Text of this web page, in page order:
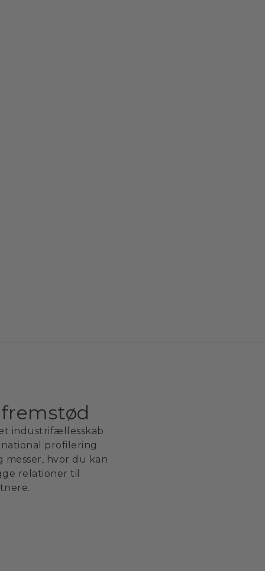
industrifællesskab
profilering
messer, hvor du kan
relationer til